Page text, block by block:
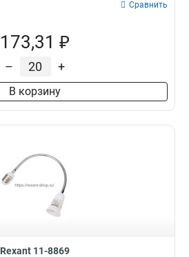
Сравнить
173,31 ₽
– +
В корзину
Rexant 11-8869